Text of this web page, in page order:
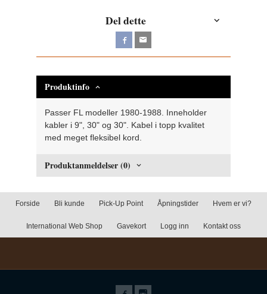
Del dette
Produktinfo
Passer FL modeller 1980-1988. Inneholder
kabler i 9", 30" og 30". Kabel i topp kvalitet
med meget fleksibel kord.
Produktanmeldelser (0)
Forside Bli kunde Pick-Up Point Åpningstider Hvem er vi?
International Web Shop Gavekort Logg inn Kontakt oss